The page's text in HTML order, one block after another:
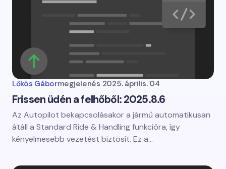
Lőkös Gábormegjelenés 2025. április. 04
Frissen üdén a felhőből: 2025.8.6
Az Autopilot bekapcsolásakor a jármű automatikusan
átáll a Standard Ride & Handling funkcióra, így
kényelmesebb vezetést biztosít. Ez a…